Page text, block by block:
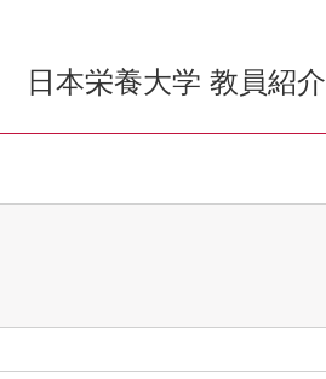
日本栄養大学 教員紹介